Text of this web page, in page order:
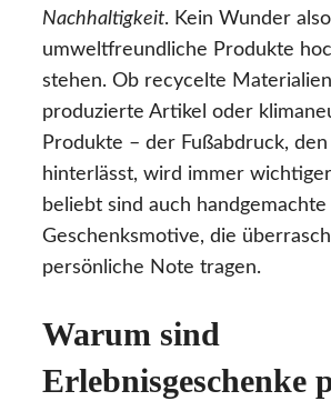
Nachhaltigkeit. Kein Wunder
umweltfreundliche Produkte
stehen. Ob recycelte
produzierte Artikel oder
Produkte – der Fußabdruck,
hinterlässt, wird immer
beliebt sind auch handgemachte
Geschenksmotive, die
persönliche Note tragen.
Warum sind
Erlebnisgeschenke